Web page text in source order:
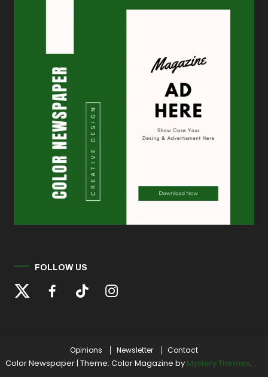
FOLLOW US
Opinions Newsletter Contact
Color Newspaper| Theme: Color Magazine by Mystery Themes.